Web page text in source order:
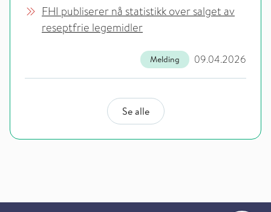
FHI publiserer nå statistikk over salget av
reseptfrie legemidler
09.04.2026
Melding
Se alle